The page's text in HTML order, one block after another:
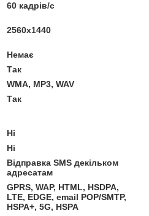
60 кадрів/с
2560x1440
Немає
Так
WMA, MP3, WAV
Так
Ні
Ні
Відправка SMS декільком
адресатам
GPRS, WAP, HTML, HSDPA,
LTE, EDGE, email POP/SMTP,
HSPA+, 5G, HSPA